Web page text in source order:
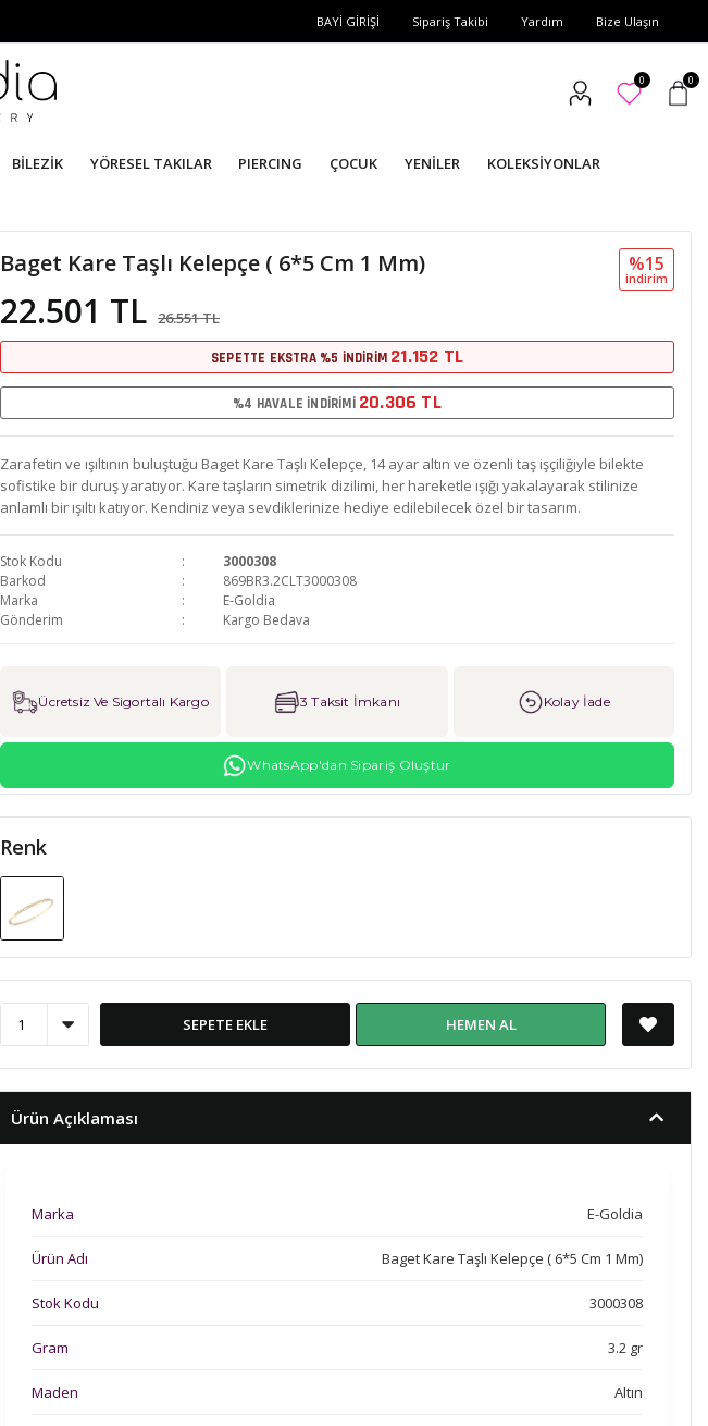
BAYİ GİRİŞİ Sipariş Takibi Yardım Bize Ulaşın
0 0
BİLEZİK YÖRESEL TAKILAR PIERCING ÇOCUK YENİLER KOLEKSİYONLAR
Baget Kare Taşlı Kelepçe ( 6*5 Cm 1 Mm)
22.501 TL 26.551 TL
%15
i̇ndi̇ri̇m
SEPETTE EKSTRA %5 İNDİRİM 21.152 TL
%4 HAVALE İNDİRİMİ 20.306 TL
Zarafetin ve ışıltının buluştuğu Baget Kare Taşlı Kelepçe, 14 ayar altın ve özenli taş işçiliğiyle bilekte
sofistike bir duruş yaratıyor. Kare taşların simetrik dizilimi, her hareketle ışığı yakalayarak stilinize
anlamlı bir ışıltı katıyor. Kendiniz veya sevdiklerinize hediye edilebilecek özel bir tasarım.
Stok Kodu
3000308
Barkod
869BR3.2CLT3000308
Marka
E-Goldia
Gönderim
Kargo Bedava
Ücretsiz Ve Sigortalı Kargo 3 Taksit İmkanı Kolay İade
WhatsApp'dan Sipariş Oluştur
Renk
SEPETE EKLE HEMEN AL
Ürün Açıklaması
Marka E-Goldia
Ürün Adı Baget Kare Taşlı Kelepçe ( 6*5 Cm 1 Mm)
Stok Kodu 3000308
Gram 3.2 gr
Maden Altın